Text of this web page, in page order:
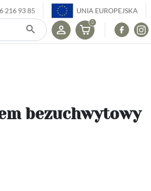
216 93 85 UNIA EUROPEJSKA
search
0
bezuchwytowy